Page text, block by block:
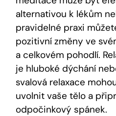
alternativou k lékům
pravidelné praxi
pozitivní změny ve
a celkovém pohodlí.
je hluboké dýchání
svalová relaxace
uvolnit vaše tělo a
odpočinkový spánek.